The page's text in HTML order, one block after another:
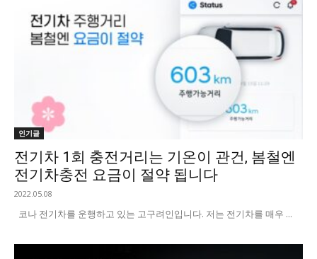
인기글
전기차 1회 충전거리는 기온이 관건, 봄철엔
전기차충전 요금이 절약 됩니다
2022.05.08
코나 전기차를 운행하고 있는 고구려인입니다. 저는 전기차를 매우 ...